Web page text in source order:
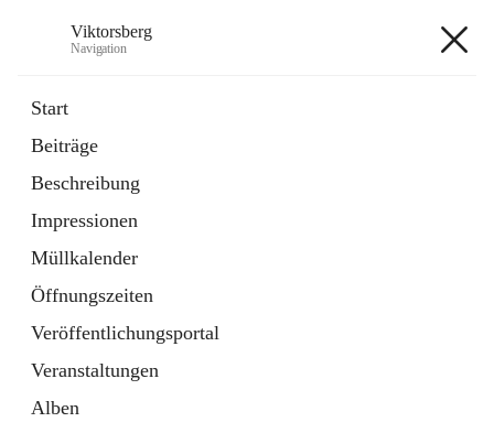
Viktorsberg
Navigation
Start
Beiträge
Beschreibung
Impressionen
Müllkalender
Öffnungszeiten
Veröffentlichungsportal
Veranstaltungen
Alben
1 Schnellzugriff
Bürgerservice
10 Schnellzugriffe